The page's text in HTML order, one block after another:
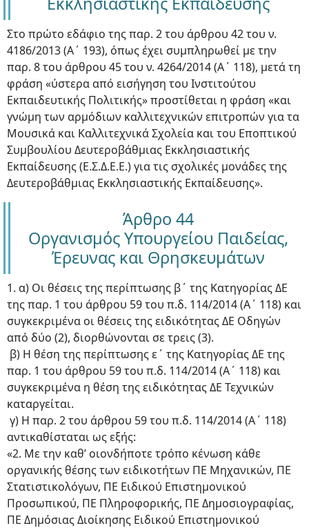
Στο πρώτο εδάφιο της παρ. 2 του άρθρου 42 του ν.
4186/2013 (Α΄ 193), όπως έχει συμπληρωθεί με την
παρ. 8 του άρθρου 45 του ν. 4264/2014 (Α΄ 118), μετά τη
φράση «ύστερα από εισήγηση του Ινστιτούτου
Εκπαιδευτικής Πολιτικής» προστίθεται η φράση «και
γνώμη των αρμόδιων καλλιτεχνικών επιτροπών για τα
Μουσικά και Καλλιτεχνικά Σχολεία και του Εποπτικού
Συμβουλίου Δευτεροβάθμιας Εκκλησιαστικής
Εκπαίδευσης (Ε.Σ.Δ.Ε.Ε.) για τις σχολικές μονάδες της
Δευτεροβάθμιας Εκκλησιαστικής Εκπαίδευσης».
Άρθρο 44
Οργανισμός Υπουργείου Παιδείας,
Έρευνας και Θρησκευμάτων
1. α) Οι θέσεις της περίπτωσης β΄ της Κατηγορίας ΔΕ
της παρ. 1 του άρθρου 59 του π.δ. 114/2014 (Α΄ 118) και
συγκεκριμένα οι θέσεις της ειδικότητας ΔΕ Οδηγών
από δύο (2), διορθώνονται σε τρεις (3).
β) Η θέση της περίπτωσης ε΄ της Κατηγορίας ΔΕ της
παρ. 1 του άρθρου 59 του π.δ. 114/2014 (Α΄ 118) και
συγκεκριμένα η θέση της ειδικότητας ΔΕ Τεχνικών
καταργείται.
γ) Η παρ. 2 του άρθρου 59 του π.δ. 114/2014 (Α΄ 118)
αντικαθίσταται ως εξής:
«2. Με την καθ’ οιονδήποτε τρόπο κένωση κάθε
οργανικής θέσης των ειδικοτήτων ΠΕ Μηχανικών, ΠΕ
Στατιστικολόγων, ΠΕ Ειδικού Επιστημονικού
Προσωπικού, ΠΕ Πληροφορικής, ΠΕ Δημοσιογραφίας,
ΠΕ Δημόσιας Διοίκησης Ειδικού Επιστημονικού